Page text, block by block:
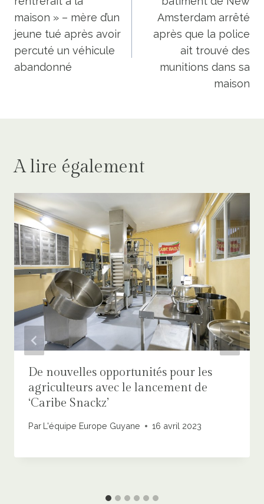
l’article
maison » – mère d’un
jeune tué après avoir
percuté un véhicule
abandonné
Amsterdam arrêté
après que la police
ait trouvé des
munitions dans sa
maison
A lire également
De nouvelles opportunités pour les
agriculteurs avec le lancement de
‘Caribe Snackz’
Par L'équipe Europe Guyane 16 avril 2023